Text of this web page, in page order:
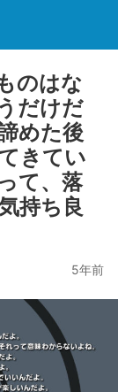
のはな
だけだ
めた後
きてい
て、落
持ち良
5年前